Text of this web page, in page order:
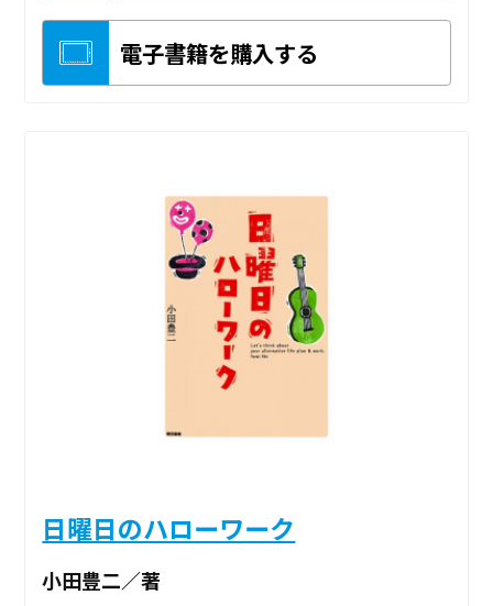
電子書籍を購入する
日曜日のハローワーク
小田豊二／著